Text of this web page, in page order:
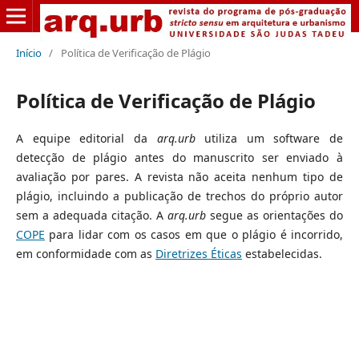
Início / Política de Verificação de Plágio
Política de Verificação de Plágio
A equipe editorial da arq.urbutiliza um software de
detecção de plágio antes do manuscrito ser enviado à
avaliação por pares. A revista não aceita nenhum tipo de
plágio, incluindo a publicação de trechos do próprio autor
sem a adequada citação. Aarq.urb segue as orientações do
COPE para lidar com os casos em que o plágio é incorrido,
em conformidade com as Diretrizes Éticas estabelecidas.